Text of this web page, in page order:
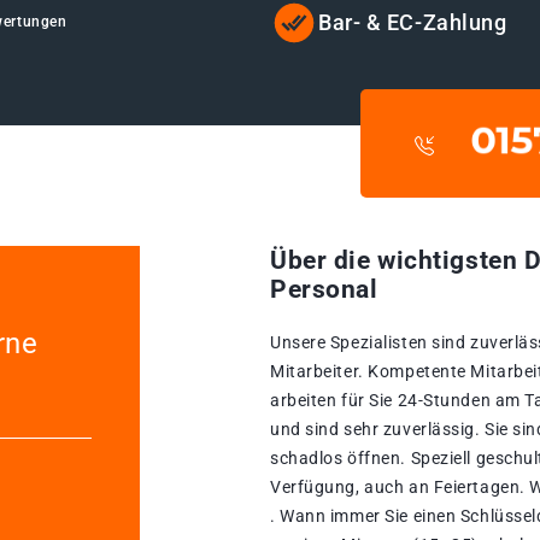
Bar- & EC-Zahlung
Über die wichtigsten
Personal
Unsere Spezialisten sind
Mitarbeiter. Kompetente
arbeiten für Sie 24-Stunden am
und sind sehr zuverlässig. Sie
schadlos öffnen. Speziell
Verfügung, auch an Feiertagen.
. Wann immer Sie einen